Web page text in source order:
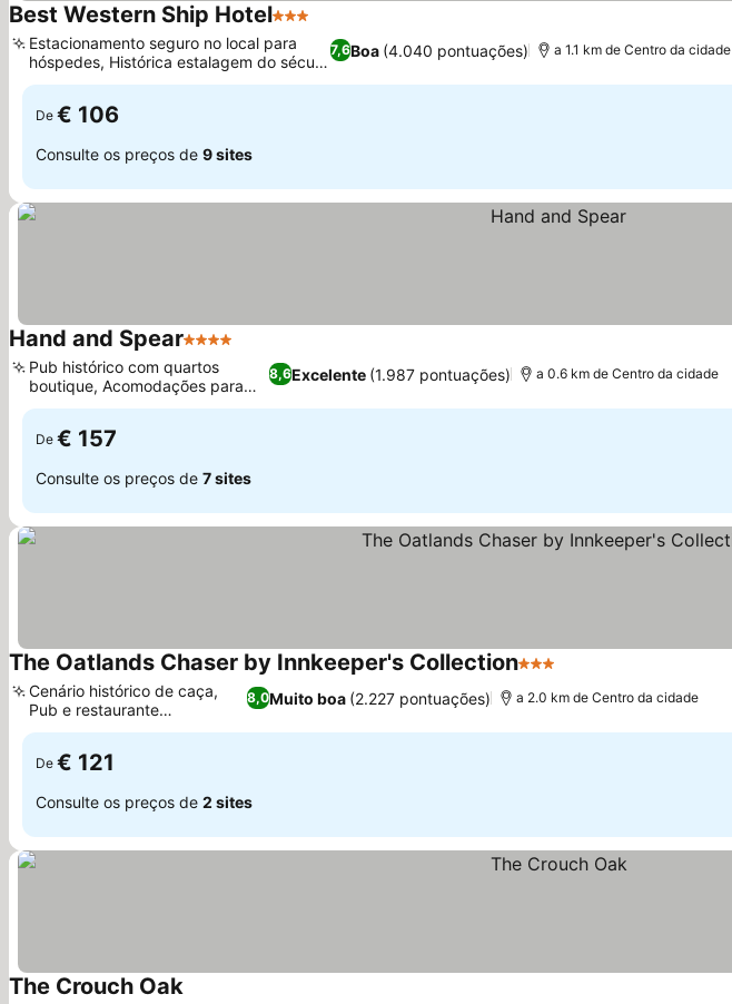
Best Western Ship Hotel3 Estrelas
7,6Boa (4.040 pontuações)
Estacionamento seguro no local para
hóspedes, Histórica estalagem do século
XVII
a 1.1 km de Centro da cidade
De € 106
Consulte os preços de 9 sites
Hand and Spear4 Estrelas
8,6Excelente (1.987 pontuações)
Pub histórico com quartos
boutique, Acomodações para
famílias
a 0.6 km de Centro da cidade
De € 157
Consulte os preços de 7 sites
The Oatlands Chaser by Innkeeper's Collection3 Estrelas
8,0Muito boa (2.227 pontuações)
Cenário histórico de caça,
Pub e restaurante
tradicionais
a 2.0 km de Centro da cidade
De € 121
Consulte os preços de 2 sites
The Crouch Oak